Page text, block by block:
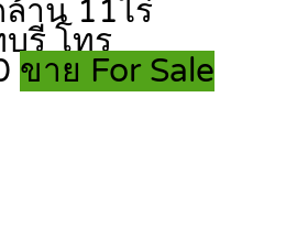
าน 11ไร่
รี โทร
ขาย For Sale